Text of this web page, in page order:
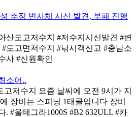
추정 변사체 시신 발견, 부패 진행
산도고저수지 #저수지시신발견 #변
도고면저수지 #낚시객신고 #충남소
사 #신원확인
소어..
저수지 요즘 날씨에 오전 9시가 지
장비는 스피닝 1태클입니다 장비
. #울테그라1000S #B2 632ULL #카